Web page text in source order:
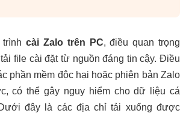
trìnhcài Zalo trên PC, điều quan trọng
file cài đặt từ nguồn đáng tin cậy. Điều
phần mềm độc hại hoặc phiên bản Zalo
có thể gây nguy hiểm cho dữ liệu cá
đây là các địa chỉ tải xuống được